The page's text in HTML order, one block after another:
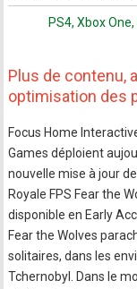
PS4, Xbox
Plus de contenu,
optimisation des
Focus Home
Games déploient
nouvelle mise à jour
Royale FPS Fear the
disponible en Early
Fear the Wolves
solitaires, dans les
Tchernobyl. Dans le